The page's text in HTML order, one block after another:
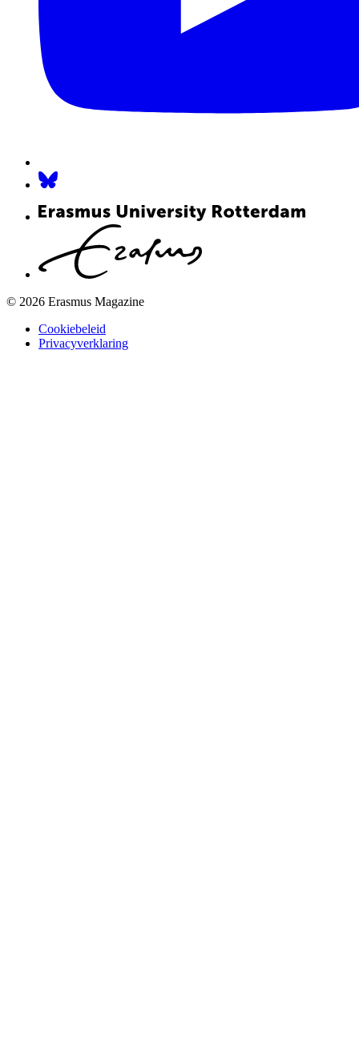
© 2026 Erasmus Magazine
Cookiebeleid
Privacyverklaring